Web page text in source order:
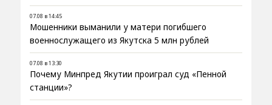
07.08 в 14:45
Мошенники выманили у матери погибшего
военнослужащего из Якутска 5 млн рублей
07.08 в 13:30
Почему Минпред Якутии проиграл суд «Пенной
станции»?